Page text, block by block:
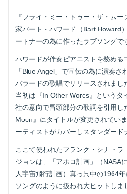
『フライ・ミー・トゥー・ザ・ム
家バート・ハワード（Bart Howard
ートナーの為に作ったラブソングで
ハワードが伴奏ピアニストを務める
「Blue Angel」で宣伝の為に演奏さ
バラードの歌唱でリリースされまし
当初は『In Other Words』というタ
社の意向で冒頭部分の歌詞を引用し
Moon』にタイトルが変更されてい
ーティストがカバーしスタンダード
ここで使われたフランク・シナト
ジョンは、「アポロ計画」（NASA
人宇宙飛行計画）真っ只中の1964
ソングのように扱われ大ヒットしま